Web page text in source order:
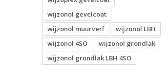
wijzonol gevelcoat
wijzonol muurverf
wijzonol LBH
wijzonol 4SO
wijzonol grondlak
wijzonol grondlak LBH 4SO